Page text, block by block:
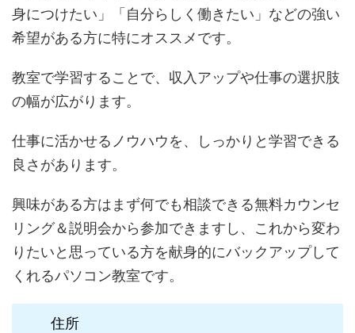
身につけたい」「自分らしく働きたい」などの強い
希望がある方に特にオススメです。
教室で学習することで、収入アップや仕事の選択肢
の幅が広がります。
仕事に活かせるノウハウを、しっかりと学習できる
良さがあります。
興味がある方はまず何でも相談できる無料カウンセ
リング＆説明会から参加できますし、これから変わ
りたいと思っている方を献身的にバックアップして
くれるパソコン教室です。
住所